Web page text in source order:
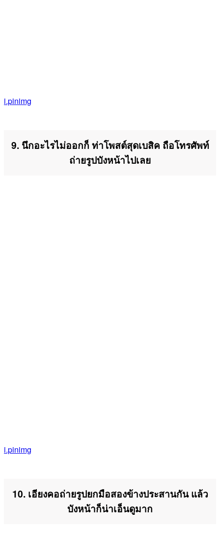
i.pinimg
9. นึกอะไรไม่ออกก็ ท่าโพสต์สุดเบสิค ถือโทรศัพท์
ถ่ายรูปบังหน้าไปเลย
i.pinimg
10. เอียงคอถ่ายรูปยกมือสองข้างประสานกัน แล้ว
บังหน้าก็น่าเอ็นดูมาก